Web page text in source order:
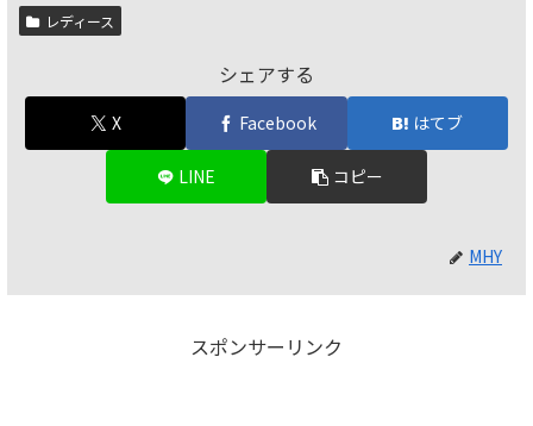
レディース
シェアする
X Facebook はてブ
LINE コピー
MHY
スポンサーリンク